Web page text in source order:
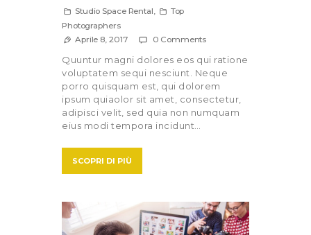
Studio Space Rental,
Top
Photographers
Aprile 8, 2017
0 Comments
Quuntur magni dolores eos qui ratione
voluptatem sequi nesciunt. Neque
porro quisquam est, qui dolorem
ipsum quiaolor sit amet, consectetur,
adipisci velit, sed quia non numquam
eius modi tempora incidunt…
SCOPRI DI PIÙ